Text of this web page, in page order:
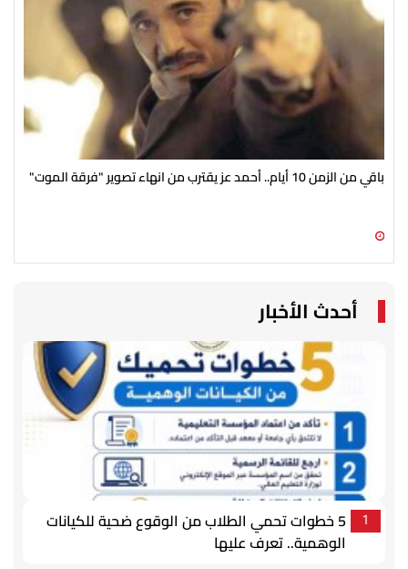
باقي من الزمن 10 أيام.. أحمد عز يقترب من انهاء تصوير "فرقة الموت"
أحدث الأخبار
1
5 خطوات تحمي الطلاب من الوقوع ضحية للكيانات
الوهمية.. تعرف عليها